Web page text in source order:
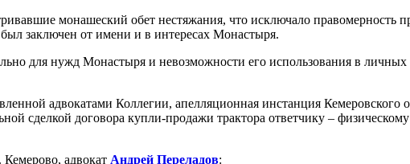
монашеский обет нестяжания, что исключало
заключен от имени и в интересах Монастыря.
для нужд Монастыря и невозможности его использования в
адвокатами Коллегии, апелляционная инстанция Кемеровского
сделкой договора купли-продажи трактора ответчику –
адвокат Андрей Переладов: